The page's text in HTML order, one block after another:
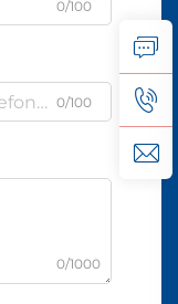
0/100
0/100
0/1000